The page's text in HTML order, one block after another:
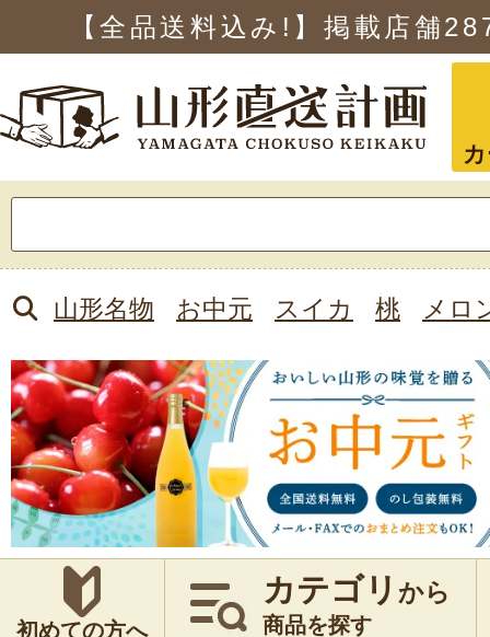
【全品送料込み!】掲載店舗
索:
山形名物 お中元 スイカ 桃 メロ
初めての方へ
カテゴリ から
商品を探す